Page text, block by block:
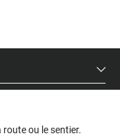
ou le sentier.